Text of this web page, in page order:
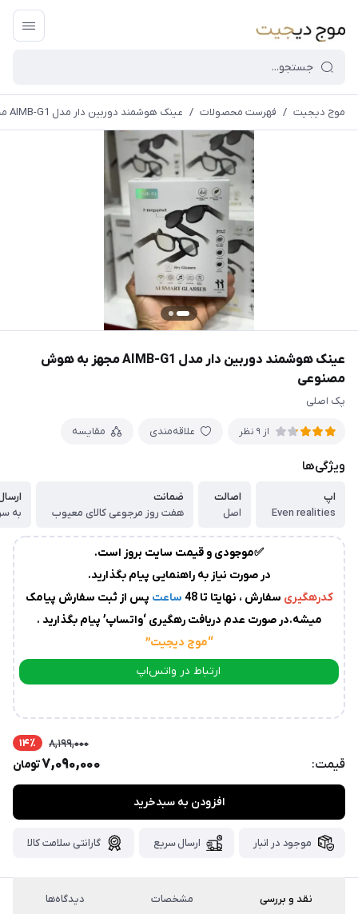
قیمت و
زمان
آماده
سازیو
ارسال
پستسفارشات،بین
1
الی
2 روز
درصورت
کدرهگیری
پست،جهت
کدرهگیری
خود،
کاری
از
سفارش،واتساپ
موج دیجیت / فهرست محصولات / عینک هوشمند دوربین دار مدل AIMB-G1 مجهز به هوش مصنوعی
عینک هوشمند دوربین دار مدل AIMB-G1 مجهز به هوش
مصنوعی
پک اصلی
از 9 نظر علاقه‌مندی مقایسه
ویژگی‌ها
اپ
Even realities
اصالت
اصل
ضمانت
هفت روز مرجوعی کالای معیوب
به
✅موجودی و قیمت سایت بروز است.
در صورت نیاز به راهنمایی پیام بگذارید.
کدرهگیری سفارش ، نهایتا تا 48 ساعت پس از ثبت سفارش پیامک
میشه.در صورت عدم دریافت رهگیری ‘واتساپ’ پیام بگذارید .
“موج دیجیت”
ارتباط در واتس‌اپ
قیمت:
8,199,000 14٪
7,090,000تومان
افزودن به سبدخرید
موجود در انبار ارسال سریع گارانتی سلامت کالا
نقد و بررسی مشخصات دیدگاه‌ها